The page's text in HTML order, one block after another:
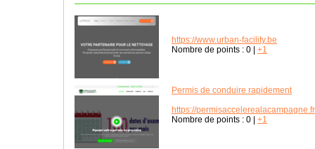
https://www.urban-facility.be
Nombre de points : 0 +1
Permis de conduire rapidement
https://
Nombre de points : 0 +1